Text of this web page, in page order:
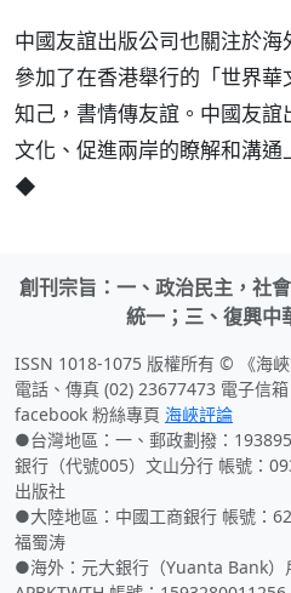
中國友誼出版公司也關注於
參加了在香港舉行的「世界
知己，書情傳友誼。中國友
文化、促進兩岸的瞭解和溝通
◆
創刊宗旨：一、政治民主，社
統一；三、復興中
ISSN 1018-1075 版權所有 © 《海
電話、傳真 (02) 23677473 電子信箱
facebook 粉絲專頁 海峽評論
●台灣地區：一、郵政劃撥：
銀行（代號005）文山分行 帳號：
出版社
●大陸地區：中國工商銀行 帳號：
福蜀涛
●海外：元大銀行（Yuanta Bank）